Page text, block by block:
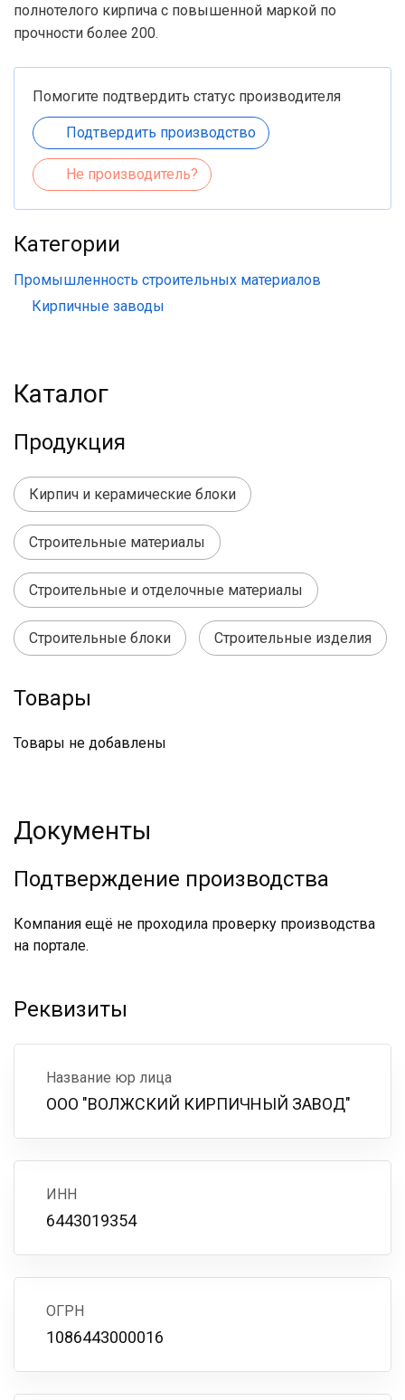
полнотелого кирпича с повышенной маркой по
прочности более 200.
Помогите подтвердить статус производителя
Подтвердить производство
Не производитель?
Категории
Промышленность строительных материалов
Кирпичные заводы
Каталог
Продукция
Кирпич и керамические блоки
Строительные материалы
Строительные и отделочные материалы
Строительные блоки Строительные изделия
Товары
Товары не добавлены
Документы
Подтверждение производства
Компания ещё не проходила проверку производства
на портале.
Реквизиты
Название юр лица
ООО "ВОЛЖСКИЙ КИРПИЧНЫЙ ЗАВОД"
ИНН
6443019354
ОГРН
1086443000016